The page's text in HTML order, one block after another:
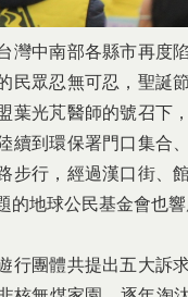
灣中南部各縣市再度
民眾忍無可忍，聖誕
葉光芃醫師的號召下
續到環保署門口集合
步行，經過漢口街、
的地球公民基金會也響
行團體共提出五大訴